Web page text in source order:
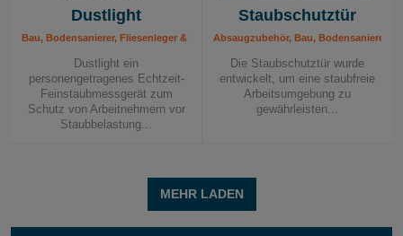
Dustlight
Bau, Bodensanierer, Fliesenleger & Steinmetze, Industrie, Quarzstaub -
Dustlight ein
personengetragenes Echtzeit-
Feinstaubmessgerät zum
Schutz von Arbeitnehmern vor
Staubbelastung...
Staubschutztür
Absaugzubehör, Bau, Bodensanierer,
Die Staubschutztür wurde
entwickelt, um eine staubfreie
Arbeitsumgebung zu
gewährleisten...
MEHR LADEN